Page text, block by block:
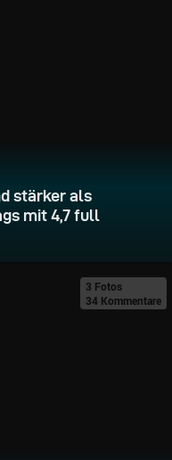
stärker als
mit 4,7 full
3 Fotos
34 Kommentare